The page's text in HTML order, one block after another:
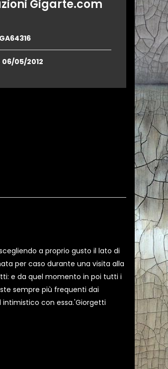
Gigarte.com
GA64316
06/05/2012
a proprio gusto il lato di
per caso durante una visita alla
e da quel momento in poi tutti i
sempre più frequenti dai
con essa.'Giorgetti